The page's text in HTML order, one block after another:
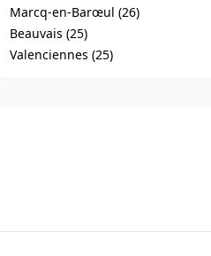
Marcq-en-Barœul (26)
Beauvais (25)
Valenciennes (25)